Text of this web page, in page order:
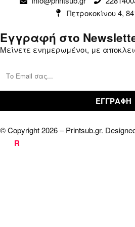
Συναλλαγές
Πετροκοκίνου 4,
Εγγραφή στο
Μείνετε ενημερωμένοι, με
© Copyright 2026 – Printsub.gr.
R